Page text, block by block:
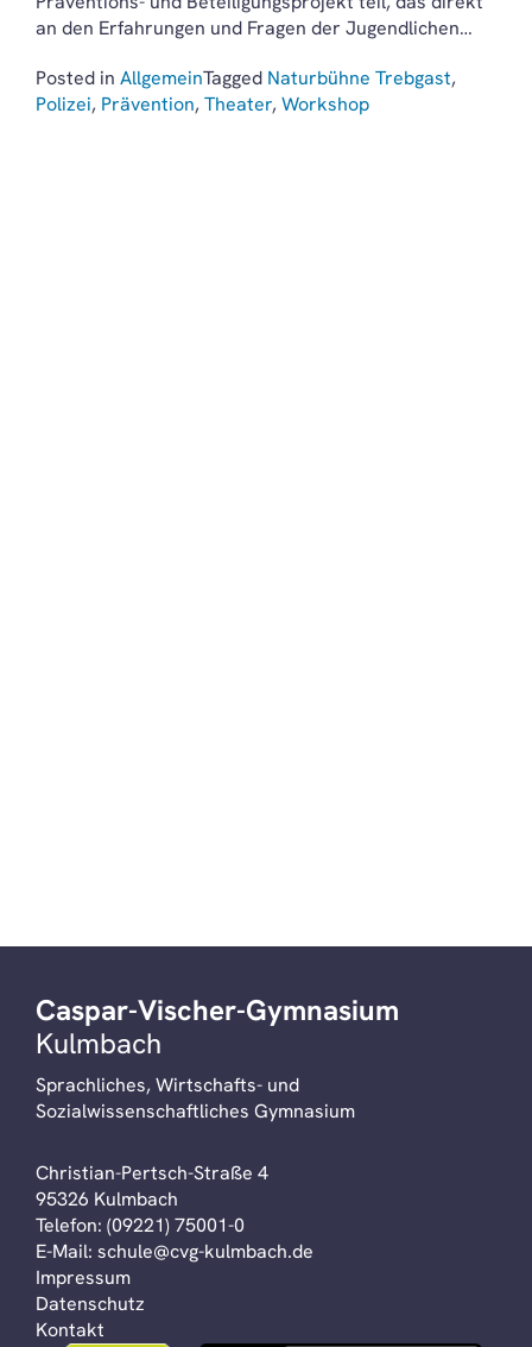
an den Erfahrungen und Fragen der Jugendlichen…
Posted in AllgemeinTagged Naturbühne Trebgast,
Polizei, Prävention, Theater, Workshop
Caspar-Vischer-Gymnasium
Kulmbach
Sprachliches, Wirtschafts- und
Sozialwissenschaftliches Gymnasium
Christian-Pertsch-Straße 4
95326 Kulmbach
Telefon: (09221) 75001-0
E-Mail: schule@cvg-kulmbach.de
Impressum
Datenschutz
Kontakt